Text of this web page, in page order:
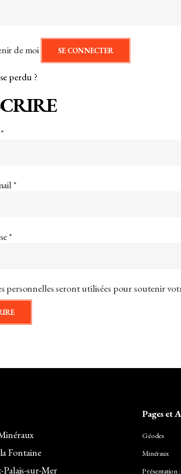
de moi SE CONNECTER
perdu ?
*
*Obligatoire
*Obligatoire
personnelles seront utilisées pour soutenir
Fontaine
Palais-sur-Mer
Pages et
Géodes
Minéraux
Présentation